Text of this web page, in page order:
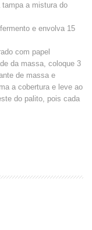
tampa a mistura do
e envolva 15
com papel
da massa, coloque 3
de massa e
a cobertura e leve ao
do palito, pois cada